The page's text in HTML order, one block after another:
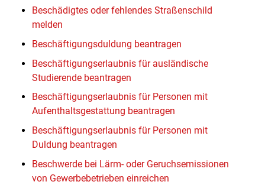
Beschädigtes oder fehlendes Straßenschild
melden
Beschäftigungsduldung beantragen
Beschäftigungserlaubnis für ausländische
Studierende beantragen
Beschäftigungserlaubnis für Personen mit
Aufenthaltsgestattung beantragen
Beschäftigungserlaubnis für Personen mit
Duldung beantragen
Beschwerde bei Lärm- oder Geruchsemissionen
von Gewerbebetrieben einreichen